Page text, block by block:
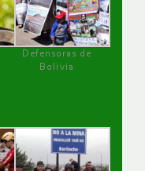
Defensoras de
Bolivia